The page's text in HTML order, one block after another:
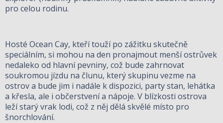
pro celou rodinu.
Hosté Ocean Cay, kteří touží po zážitku skutečně
speciálním, si mohou na den pronajmout menší ostrůvek
nedaleko od hlavní pevniny, což bude zahrnovat
soukromou jízdu na člunu, který skupinu vezme na
ostrov a bude jim i nadále k dispozici, party stan, lehátka
a křesla, ale i občerstvení a nápoje. V blízkosti ostrova
leží starý vrak lodi, což z něj dělá skvělé místo pro
šnorchlování.